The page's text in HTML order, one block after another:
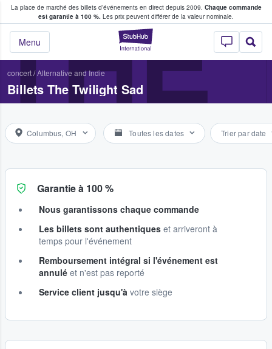
La place de marché des billets d’événements en direct depuis 2009. Chaque commande
est garantie à 100 %. Les prix peuvent différer de la valeur nominale.
StubHub - Où
Menu
fans achètent et vendent des billets
concert/Alternative and Indie
Billets The Twilight Sad
Columbus, OH Toutes les dates Trier par date
Garantie à 100 %
Nous garantissons chaque commande
Les billets sont authentiques et arriveront à
temps pour l'événement
Remboursement intégral si l'événement est
annulé et n'est pas reporté
Service client jusqu'à votre siège